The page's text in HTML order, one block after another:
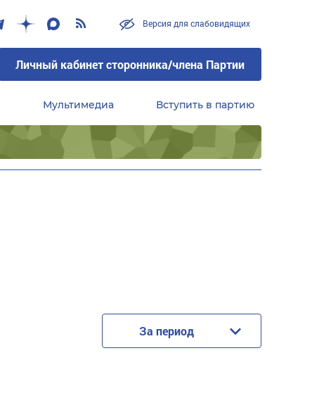
Версия для слабовидящих
Личный кабинет сторонника/члена Партии
Мультимедиа Вступить в партию
За период